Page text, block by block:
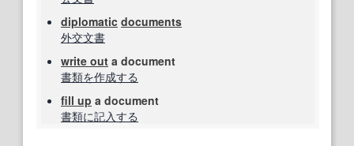
diplomatic documents
外交文書
write out a document
書類を作成する
fill up a document
書類に記入する